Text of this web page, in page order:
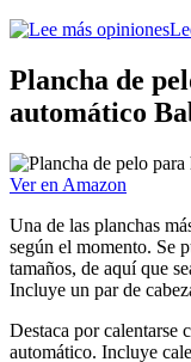
Plancha de
automático
Ver en Amazon
Una de las planchas
según el momento. Se
tamaños, de aquí que
Incluye un par de
Destaca por calentarse
automático. Incluye